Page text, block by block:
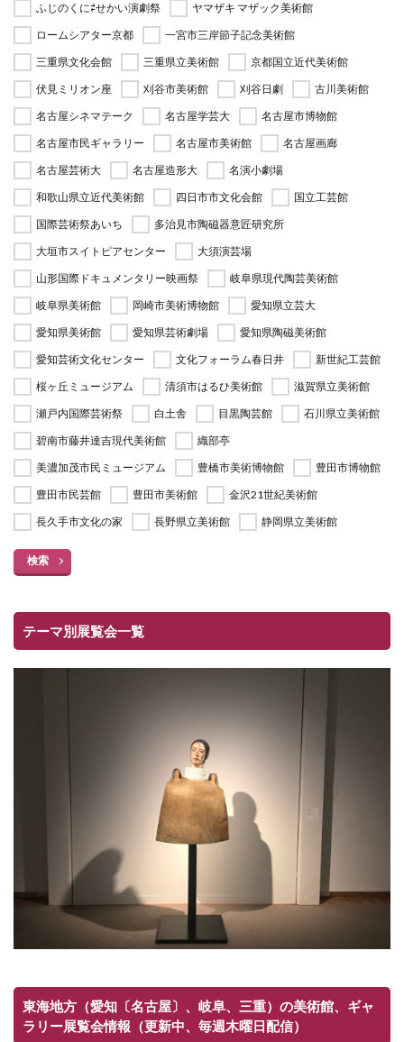
ふじのくに⇄せかい演劇祭
ヤマザキ マザック美術館
ロームシアター京都
一宮市三岸節子記念美術館
三重県文化会館
三重県立美術館
京都国立近代美術館
伏見ミリオン座
刈谷市美術館 刈谷日劇
古川美術館
名古屋シネマテーク
名古屋学芸大
名古屋市博物館
名古屋市民ギャラリー
名古屋市美術館
名古屋画廊
名古屋芸術大
名古屋造形大
名演小劇場
和歌山県立近代美術館
四日市市文化会館
国立工芸館
国際芸術祭あいち
多治見市陶磁器意匠研究所
大垣市スイトピアセンター
大須演芸場
山形国際ドキュメンタリー映画祭
岐阜県現代陶芸美術館
岐阜県美術館
岡崎市美術博物館
愛知県立芸大
愛知県美術館
愛知県芸術劇場
愛知県陶磁美術館
愛知芸術文化センター
文化フォーラム春日井
新世紀工芸館
桜ヶ丘ミュージアム
清須市はるひ美術館
滋賀県立美術館
瀬戸内国際芸術祭
白土舎 目黒陶芸館
石川県立美術館
碧南市藤井達吉現代美術館
織部亭
美濃加茂市民ミュージアム
豊橋市美術博物館
豊田市博物館
豊田市民芸館
豊田市美術館
金沢21世紀美術館
長久手市文化の家
長野県立美術館 静岡県立美術館
検索
テーマ別展覧会一覧
東海地方（愛知〔名古屋〕、岐阜、三重）の美術館、ギャ
ラリー展覧会情報（更新中、毎週木曜日配信）